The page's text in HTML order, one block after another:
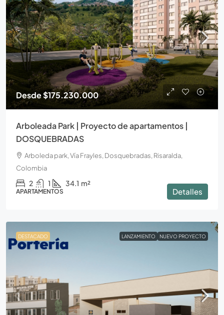
Desde$175.230.000
Arboleada Park | Proyecto de apartamentos |
DOSQUEBRADAS
Arboleda park, Vía Frayles, Dosquebradas, Risaralda,
Colombia
2 1 34.1 m²
APARTAMENTOS Detalles
DESTACADO LANZAMIENTO NUEVO PROYECTO